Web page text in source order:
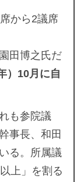
から2議席
田博之氏だ
）10月に自
も参院議
事長、和田
る。所属議
上」を割る